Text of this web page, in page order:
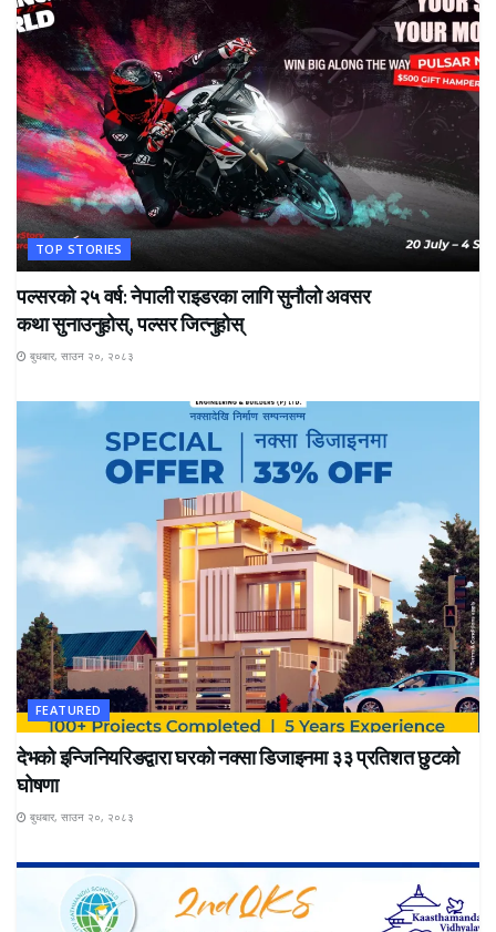
TOP STORIES
पल्सरको २५ वर्ष: नेपाली राइडरका लागि सुनौलो अवसर
कथा सुनाउनुहोस्, पल्सर जित्नुहोस्
बुधबार, साउन २०, २०८३
FEATURED
देभको इन्जिनियरिङद्वारा घरको नक्सा डिजाइनमा ३३ प्रतिशत छुटको
घोषणा
बुधबार, साउन २०, २०८३